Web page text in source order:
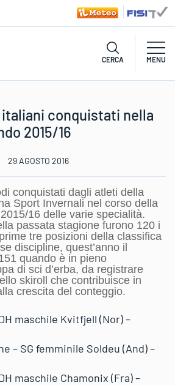
CERCA MENU
italiani conquistati nella
2015/16
29 AGOSTO 2016
conquistati dagli atleti della
Sport Invernali nel corso della
16 delle varie specialità.
passata stagione furono 120 i
tre posizioni della classifica
discipline, quest’anno il
quando è in pieno
di sci d’erba, da registrare
skiroll che contribuisce in
crescita del conteggio.
maschile Kvitfjell (Nor) –
– SG femminile Soldeu (And) –
maschile Chamonix (Fra) –